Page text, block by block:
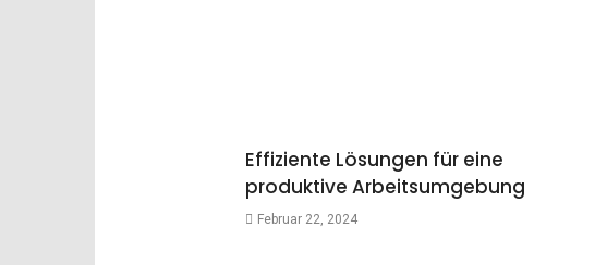
Effiziente Lösungen für eine
produktive Arbeitsumgebung
Februar 22, 2024